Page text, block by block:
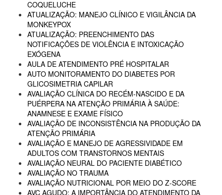
COQUELUCHE
ATUALIZAÇÃO: MANEJO CLÍNICO E VIGILÂNCIA DA
MONKEYPOX
ATUALIZAÇÃO: PREENCHIMENTO DAS
NOTIFICAÇÕES DE VIOLÊNCIA E INTOXICAÇÃO
EXÓGENA
AULA DE ATENDIMENTO PRÉ HOSPITALAR
AUTO MONITORAMENTO DO DIABETES POR
GLICOSIMETRIA CAPILAR
AVALIAÇÃO CLÍNICA DO RECÉM-NASCIDO E DA
PUÉRPERA NA ATENÇÃO PRIMÁRIA À SAÚDE:
ANAMNESE E EXAME FÍSICO
AVALIAÇÃO DE INCONSISTÊNCIA NA PRODUÇÃO DA
ATENÇÃO PRIMÁRIA
AVALIAÇÃO E MANEJO DE AGRESSIVIDADE EM
ADULTOS COM TRANSTORNOS MENTAIS
AVALIAÇÃO NEURAL DO PACIENTE DIABÉTICO
AVALIAÇÃO NO TRAUMA
AVALIAÇÃO NUTRICIONAL POR MEIO DO Z-SCORE
AVC AGUDO: A IMPORTÂNCIA DO ATENDIMENTO DA